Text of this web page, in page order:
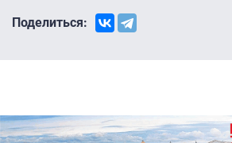
Поделиться: